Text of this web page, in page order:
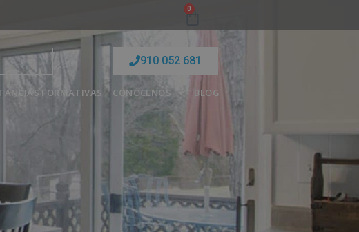
0
910 052 681
FORMATIVAS CONÓCENOS BLOG